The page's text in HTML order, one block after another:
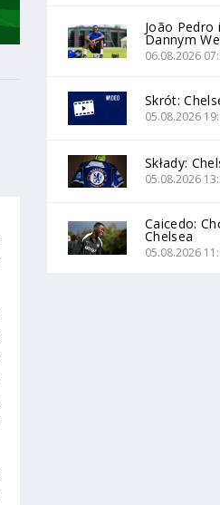
João Pedro
Dannym
06.08.2026
Skrót:
05.08.2026
Składy:
05.08.2026
Caicedo:
Chelsea
05.08.2026